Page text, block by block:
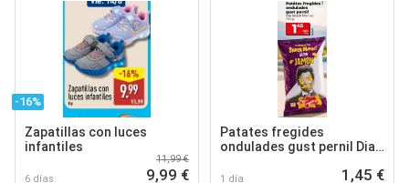
-16%
Zapatillas con luces
infantiles
6 días
11,99 €
9,99 €
Patates fregides
ondulades gust pernil Dia
1 día 1,45 €